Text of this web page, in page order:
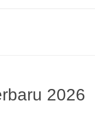
2026